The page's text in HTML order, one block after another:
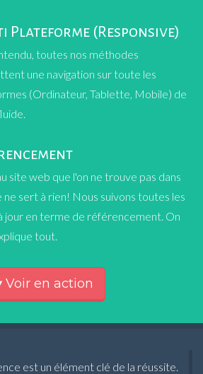
Plateforme (Responsive)
toutes nos méthodes
une navigation sur toute les
(Ordinateur, Tablette, Mobile) de
site web que l'on ne trouve pas dans
ne sert à rien! Nous suivons toutes les
jour en terme de référencement. On
tout.
Voir en action
est un élément clé de la réussite.